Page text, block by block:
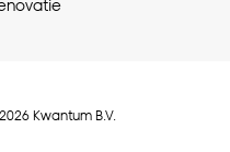
Kwantum B.V.